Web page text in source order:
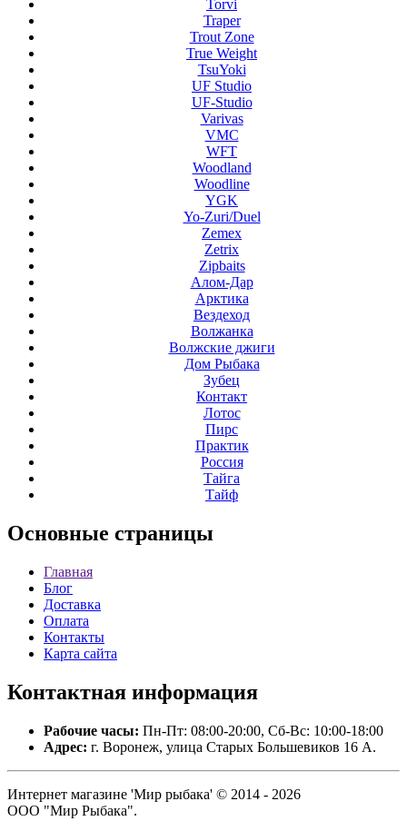
Torvi
Traper
Trout Zone
True Weight
TsuYoki
UF Studio
UF-Studio
Varivas
VMC
WFT
Woodland
Woodline
YGK
Yo-Zuri/Duel
Zemex
Zetrix
Zipbaits
Алом-Дар
Арктика
Вездеход
Волжанка
Волжские джиги
Дом Рыбака
Зубец
Контакт
Лотос
Пирс
Практик
Россия
Тайга
Тайф
Основные страницы
Главная
Блог
Доставка
Оплата
Контакты
Карта сайта
Контактная информация
Рабочие часы: Пн-Пт: 08:00-20:00, Сб-Вс: 10:00-18:00
Адрес: г. Воронеж, улица Старых Большевиков 16 А.
Интернет магазине 'Мир рыбака' © 2014 - 2026
ООО "Мир Рыбака".